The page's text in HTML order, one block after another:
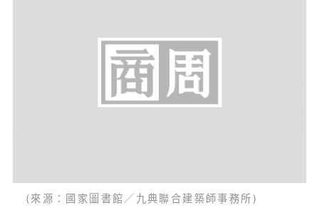
(來源：國家圖書館／九典聯合建築師事務所)